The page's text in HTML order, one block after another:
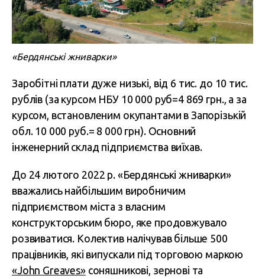
«Бердянські жниварки»
Заробітні плати дуже низькі, від 6 тис. до 10 тис.
рублів (за курсом НБУ 10 000 руб=4 869 грн., а за
курсом, встановленим окупантами в Запорізькій
обл. 10 000 руб.= 8 000 грн). Основний
інженерний склад підприємства виїхав.
До 24 лютого 2022 р. «Бердянські жниварки»
вважались найбільшим виробничим
підприємством міста з власним
конструкторським бюро, яке продовжувало
розвиватися. Колектив налічував більше 500
працівників, які випускали під торговою маркою
«John Greaves»соняшникові, зернові та